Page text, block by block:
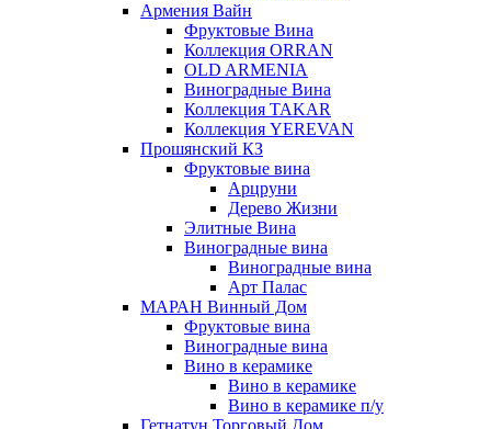
Армения Вайн
Фруктовые Вина
Коллекция ORRAN
OLD ARMENIA
Виноградные Вина
Коллекция TAKAR
Коллекция YEREVAN
Прошянский КЗ
Фруктовые вина
Арцруни
Дерево Жизни
Элитные Вина
Виноградные вина
Виноградные вина
Арт Палас
МАРАН Винный Дом
Фруктовые вина
Виноградные вина
Вино в керамике
Вино в керамике
Вино в керамике п/у
Гетнатун Торговый Дом